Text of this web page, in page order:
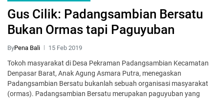
Gus Cilik: Padangsambian Bersatu
Bukan Ormas tapi Paguyuban
ByPena Bali 15 Feb 2019
Tokoh masyarakat di Desa Pekraman Padangsambian Kecamatan
Denpasar Barat, Anak Agung Asmara Putra, menegaskan
Padangsambian Bersatu bukanlah sebuah organisasi masyarakat
(ormas). Padangsambian Bersatu merupakan paguyuban yang